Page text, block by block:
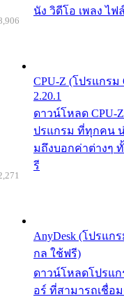
นัง วิดีโอ เพลง ไฟ
CPU-Z (โปรแกรม
2.20.1
ดาวน์โหลด CPU-
ปรแกรม ที่ทุกคน น่
มถึงบอกค่าต่างๆ
รี
AnyDesk (โปรแก
กล ใช้ฟรี)
ดาวน์โหลดโปรแก
อร์ ที่สามารถเชื่อ